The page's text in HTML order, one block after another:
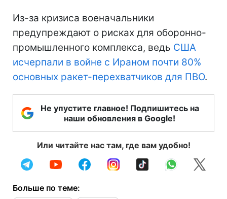
Из-за кризиса военачальники
предупреждают о рисках для оборонно-
промышленного комплекса, ведь США
исчерпали в войне с Ираном почти 80%
основных ракет-перехватчиков для ПВО.
Не упустите главное! Подпишитесь на
наши обновления в Google!
Или читайте нас там, где вам удобно!
Больше по теме: